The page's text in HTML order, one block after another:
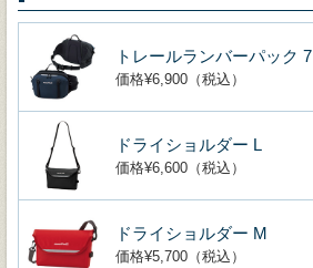
トレールランバーパック 7
価格¥6,900（税込）
ドライショルダー L
価格¥6,600（税込）
ドライショルダー M
価格¥5,700（税込）